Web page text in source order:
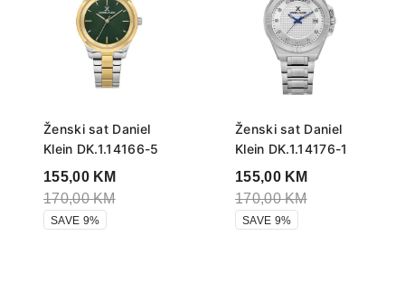
Ženski sat Daniel
Klein DK.1.14166-5
155,00 KM
170,00KM
SAVE 9%
Ženski sat Daniel
Klein DK.1.14176-1
155,00 KM
170,00KM
SAVE 9%